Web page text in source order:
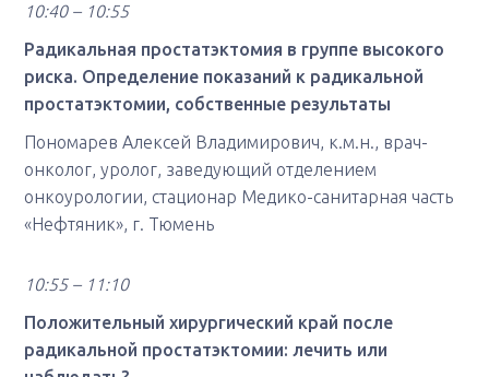
10:40 – 10:55
Радикальная простатэктомия в группе высокого
риска. Определение показаний к радикальной
простатэктомии, собственные результаты
Пономарев Алексей Владимирович, к.м.н., врач-
онколог, уролог, заведующий отделением
онкоурологии, стационар Медико-санитарная часть
«Нефтяник», г. Тюмень
10:55 – 11:10
Положительный хирургический край после
радикальной простатэктомии: лечить или